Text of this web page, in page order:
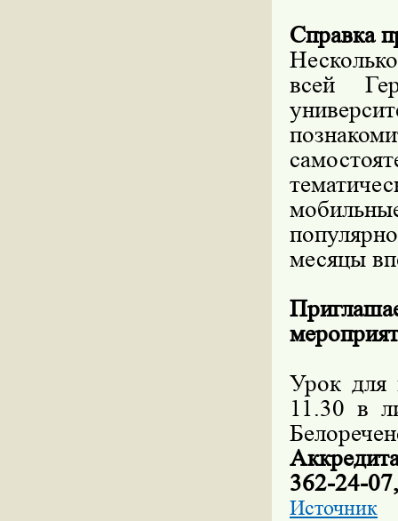
Справка
всей
месяцы
Урок для
11.30 в
362-24-
Источник